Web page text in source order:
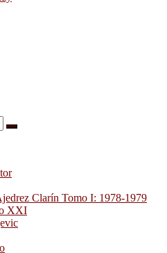
Buscar
Clarín Tomo I: 1978-1979
XXI